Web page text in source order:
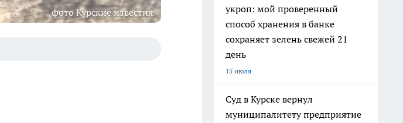
фото Курские известия
укроп: мой проверенный
способ хранения в банке
сохраняет зелень свежей 21
день
15 июля
Суд в Курске вернул
муниципалитету предприятие